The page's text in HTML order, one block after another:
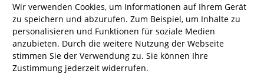
Wir verwenden Cookies, um Informationen auf Ihrem Gerät
zu speichern und abzurufen. Zum Beispiel, um Inhalte zu
personalisieren und Funktionen für soziale Medien
anzubieten. Durch die weitere Nutzung der Webseite
stimmen Sie der Verwendung zu. Sie können Ihre
Zustimmung jederzeit widerrufen.